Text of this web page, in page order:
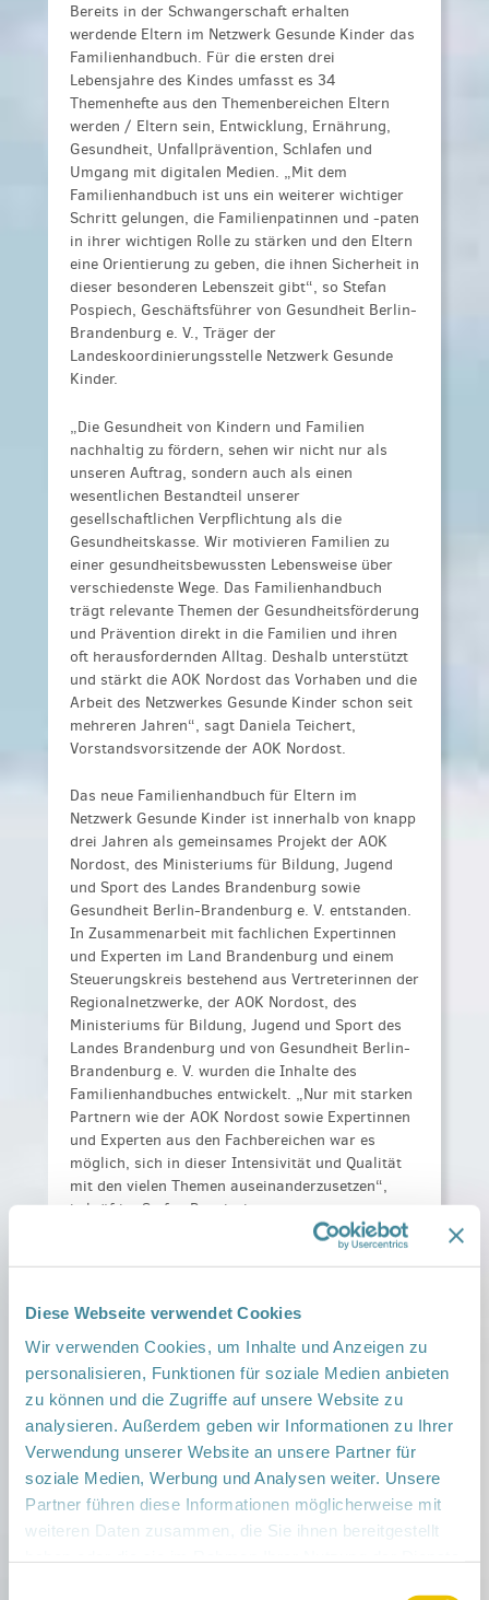
Diese Webseite verwendet Cookies
Wir verwenden Cookies, um Inhalte und Anzeigen zu
personalisieren, Funktionen für soziale Medien anbieten
zu können und die Zugriffe auf unsere Website zu
analysieren. Außerdem geben wir Informationen zu Ihrer
Verwendung unserer Website an unsere Partner für
soziale Medien, Werbung und Analysen weiter. Unsere
Partner führen diese Informationen möglicherweise mit
weiteren Daten zusammen, die Sie ihnen bereitgestellt
Bereits in der Schwangerschaft erhalten
werdende Eltern im Netzwerk Gesunde Kinder das
Familienhandbuch. Für die ersten drei
Lebensjahre des Kindes umfasst es 34
Themenhefte aus den Themenbereichen Eltern
werden / Eltern sein, Entwicklung, Ernährung,
Gesundheit, Unfallprävention, Schlafen und
Umgang mit digitalen Medien. „Mit dem
Familienhandbuch ist uns ein weiterer wichtiger
Schritt gelungen, die Familienpatinnen und -paten
in ihrer wichtigen Rolle zu stärken und den Eltern
eine Orientierung zu geben, die ihnen Sicherheit in
dieser besonderen Lebenszeit gibt“, so Stefan
Pospiech, Geschäftsführer von Gesundheit Berlin-
Brandenburg e. V., Träger der
Landeskoordinierungsstelle Netzwerk Gesunde
Kinder.
„Die Gesundheit von Kindern und Familien
nachhaltig zu fördern, sehen wir nicht nur als
unseren Auftrag, sondern auch als einen
wesentlichen Bestandteil unserer
gesellschaftlichen Verpflichtung als die
Gesundheitskasse. Wir motivieren Familien zu
einer gesundheitsbewussten Lebensweise über
verschiedenste Wege. Das Familienhandbuch
trägt relevante Themen der Gesundheitsförderung
und Prävention direkt in die Familien und ihren
oft herausfordernden Alltag. Deshalb unterstützt
und stärkt die AOK Nordost das Vorhaben und die
Arbeit des Netzwerkes Gesunde Kinder schon seit
mehreren Jahren“, sagt Daniela Teichert,
Vorstandsvorsitzende der AOK Nordost.
Das neue Familienhandbuch für Eltern im
Netzwerk Gesunde Kinder ist innerhalb von knapp
drei Jahren als gemeinsames Projekt der AOK
Nordost, des Ministeriums für Bildung, Jugend
und Sport des Landes Brandenburg sowie
Gesundheit Berlin-Brandenburg e. V. entstanden.
In Zusammenarbeit mit fachlichen Expertinnen
und Experten im Land Brandenburg und einem
Steuerungskreis bestehend aus Vertreterinnen der
Regionalnetzwerke, der AOK Nordost, des
Ministeriums für Bildung, Jugend und Sport des
Landes Brandenburg und von Gesundheit Berlin-
Brandenburg e. V. wurden die Inhalte des
Familienhandbuches entwickelt. „Nur mit starken
Partnern wie der AOK Nordost sowie Expertinnen
und Experten aus den Fachbereichen war es
möglich, sich in dieser Intensivität und Qualität
mit den vielen Themen auseinanderzusetzen“,
bekräftigt Stefan Pospiech.
Weitere Informationen zum Familienhandbuch
v. l.: Britta Ernst (Ministerin für Bildung,
Jugend und Sport des Landes
Berlin-Brandenburg e. V.), Daniela Teichert
(Vorstandsvorsitzende AOK Nordost), v.:
Sarah Riemann mit Martha (Netzwerkfamilie